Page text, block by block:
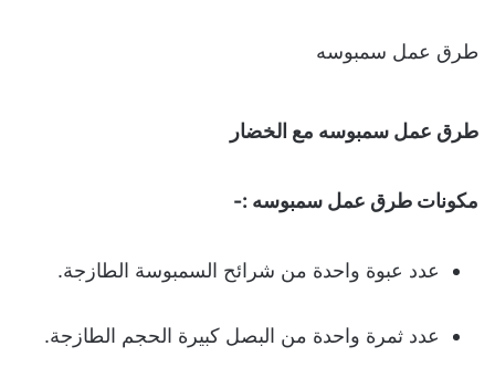
طرق عمل سمبوسه
طرق عمل سمبوسه مع الخضار
مكونات طرق عمل سمبوسه :-
عدد عبوة واحدة من شرائح السمبوسة الطازجة.
عدد ثمرة واحدة من البصل كبيرة الحجم الطازجة.